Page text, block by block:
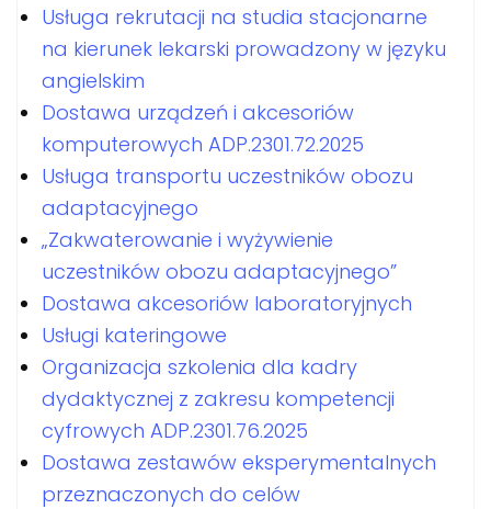
Usługa rekrutacji na studia stacjonarne
na kierunek lekarski prowadzony w języku
angielskim
Dostawa urządzeń i akcesoriów
komputerowych ADP.2301.72.2025
Usługa transportu uczestników obozu
adaptacyjnego
„Zakwaterowanie i wyżywienie
uczestników obozu adaptacyjnego”
Dostawa akcesoriów laboratoryjnych
Usługi kateringowe
Organizacja szkolenia dla kadry
dydaktycznej z zakresu kompetencji
cyfrowych ADP.2301.76.2025
Dostawa zestawów eksperymentalnych
przeznaczonych do celów